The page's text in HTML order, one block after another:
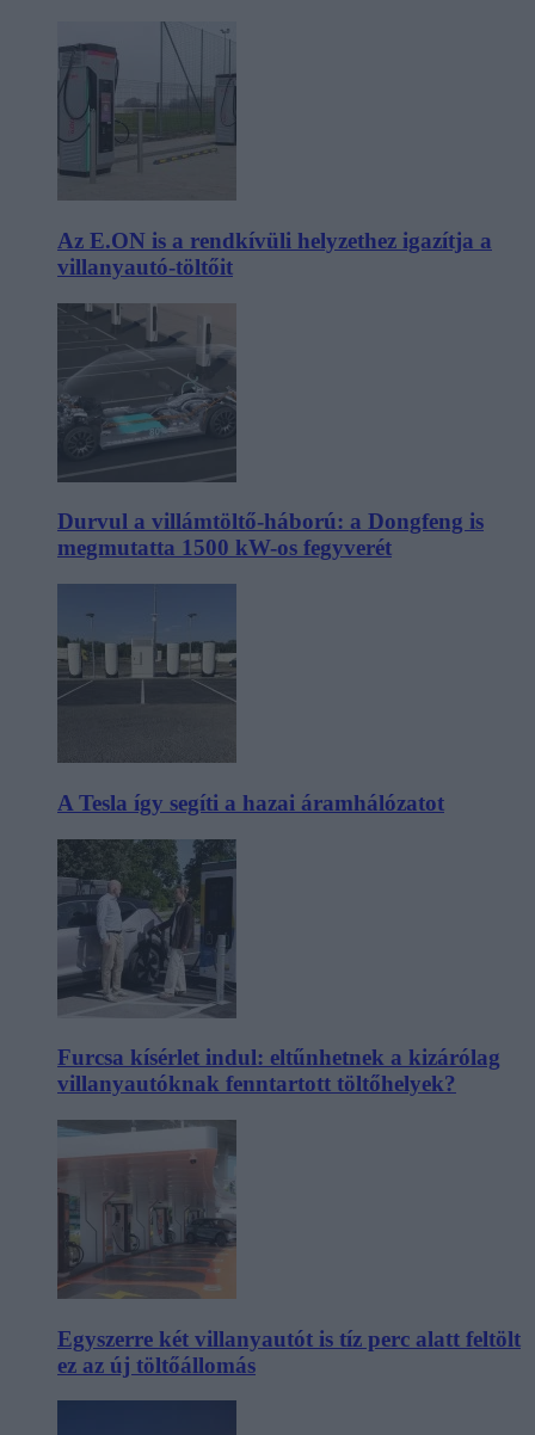
Az E.ON is a rendkívüli helyzethez igazítja a
villanyautó-töltőit
Durvul a villámtöltő-háború: a Dongfeng is
megmutatta 1500 kW-os fegyverét
A Tesla így segíti a hazai áramhálózatot
Furcsa kísérlet indul: eltűnhetnek a kizárólag
villanyautóknak fenntartott töltőhelyek?
Egyszerre két villanyautót is tíz perc alatt feltölt
ez az új töltőállomás